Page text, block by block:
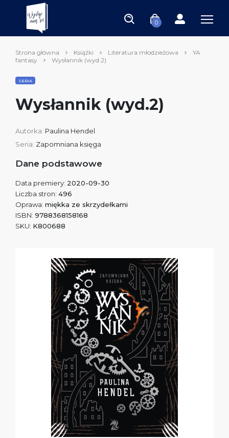
0
Strona główna Książki Literatura młodzieżowa
YA
fantasy
Wysłannik (wyd.2)
SERIA
Wysłannik (wyd.2)
Autorka: Paulina Hendel
Seria: Zapomniana księga
Dane podstawowe
Data premiery: 2020-09-30
Liczba stron: 496
Oprawa: miękka ze skrzydełkami
ISBN: 9788368158168
SKU: K800688